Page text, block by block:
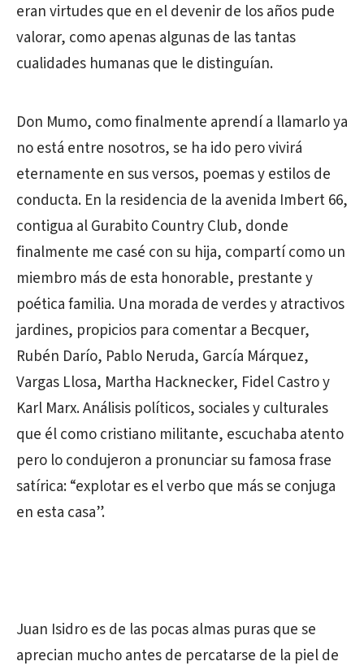
eran virtudes que en el devenir de los años pude
valorar, como apenas algunas de las tantas
cualidades humanas que le distinguían.
Don Mumo, como finalmente aprendí a llamarlo ya
no está entre nosotros, se ha ido pero vivirá
eternamente en sus versos, poemas y estilos de
conducta. En la residencia de la avenida Imbert 66,
contigua al Gurabito Country Club, donde
finalmente me casé con su hija, compartí como un
miembro más de esta honorable, prestante y
poética familia. Una morada de verdes y atractivos
jardines, propicios para comentar a Becquer,
Rubén Darío, Pablo Neruda, García Márquez,
Vargas Llosa, Martha Hacknecker, Fidel Castro y
Karl Marx. Análisis políticos, sociales y culturales
que él como cristiano militante, escuchaba atento
pero lo condujeron a pronunciar su famosa frase
satírica: “explotar es el verbo que más se conjuga
en esta casa”.
Juan Isidro es de las pocas almas puras que se
aprecian mucho antes de percatarse de la piel de